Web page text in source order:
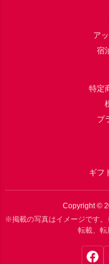
ア
宿
特定
プ
ギフ
Copyright ©
※掲載の写真はイメージです
転載、転